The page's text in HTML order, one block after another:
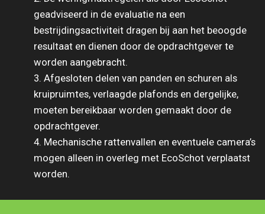
geadviseerd in de evaluatie na een
bestrijdingsactiviteit dragen bij aan het beoogde
resultaat en dienen door de opdrachtgever te
worden aangebracht.
3. Afgesloten delen van panden en schuren als
kruipruimtes, verlaagde plafonds en dergelijke,
moeten bereikbaar worden gemaakt door de
opdrachtgever.
4. Mechanische rattenvallen en eventuele camera’s
mogen alleen in overleg met EcoSchot verplaatst
worden.